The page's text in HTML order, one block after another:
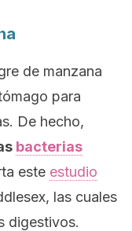
de manzana
para
De hecho,
bacterias
este estudio
las cuales
digestivos.